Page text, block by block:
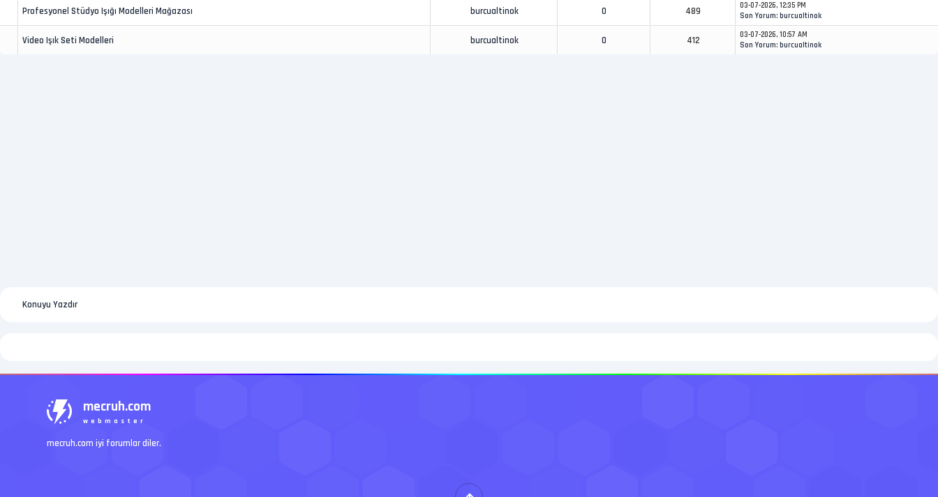
Profesyonel Stüdyo Işığı Modelleri Mağazası burcualtinok 0 489
03-07-2026, 12:35 PM
Son Yorum: burcualtinok
Video Işık Seti Modelleri burcualtinok 0 412
03-07-2026, 10:57 AM
Son Yorum: burcualtinok
Konuyu Yazdır
mecruh.com
webmaster
mecruh.com iyi forumlar diler.